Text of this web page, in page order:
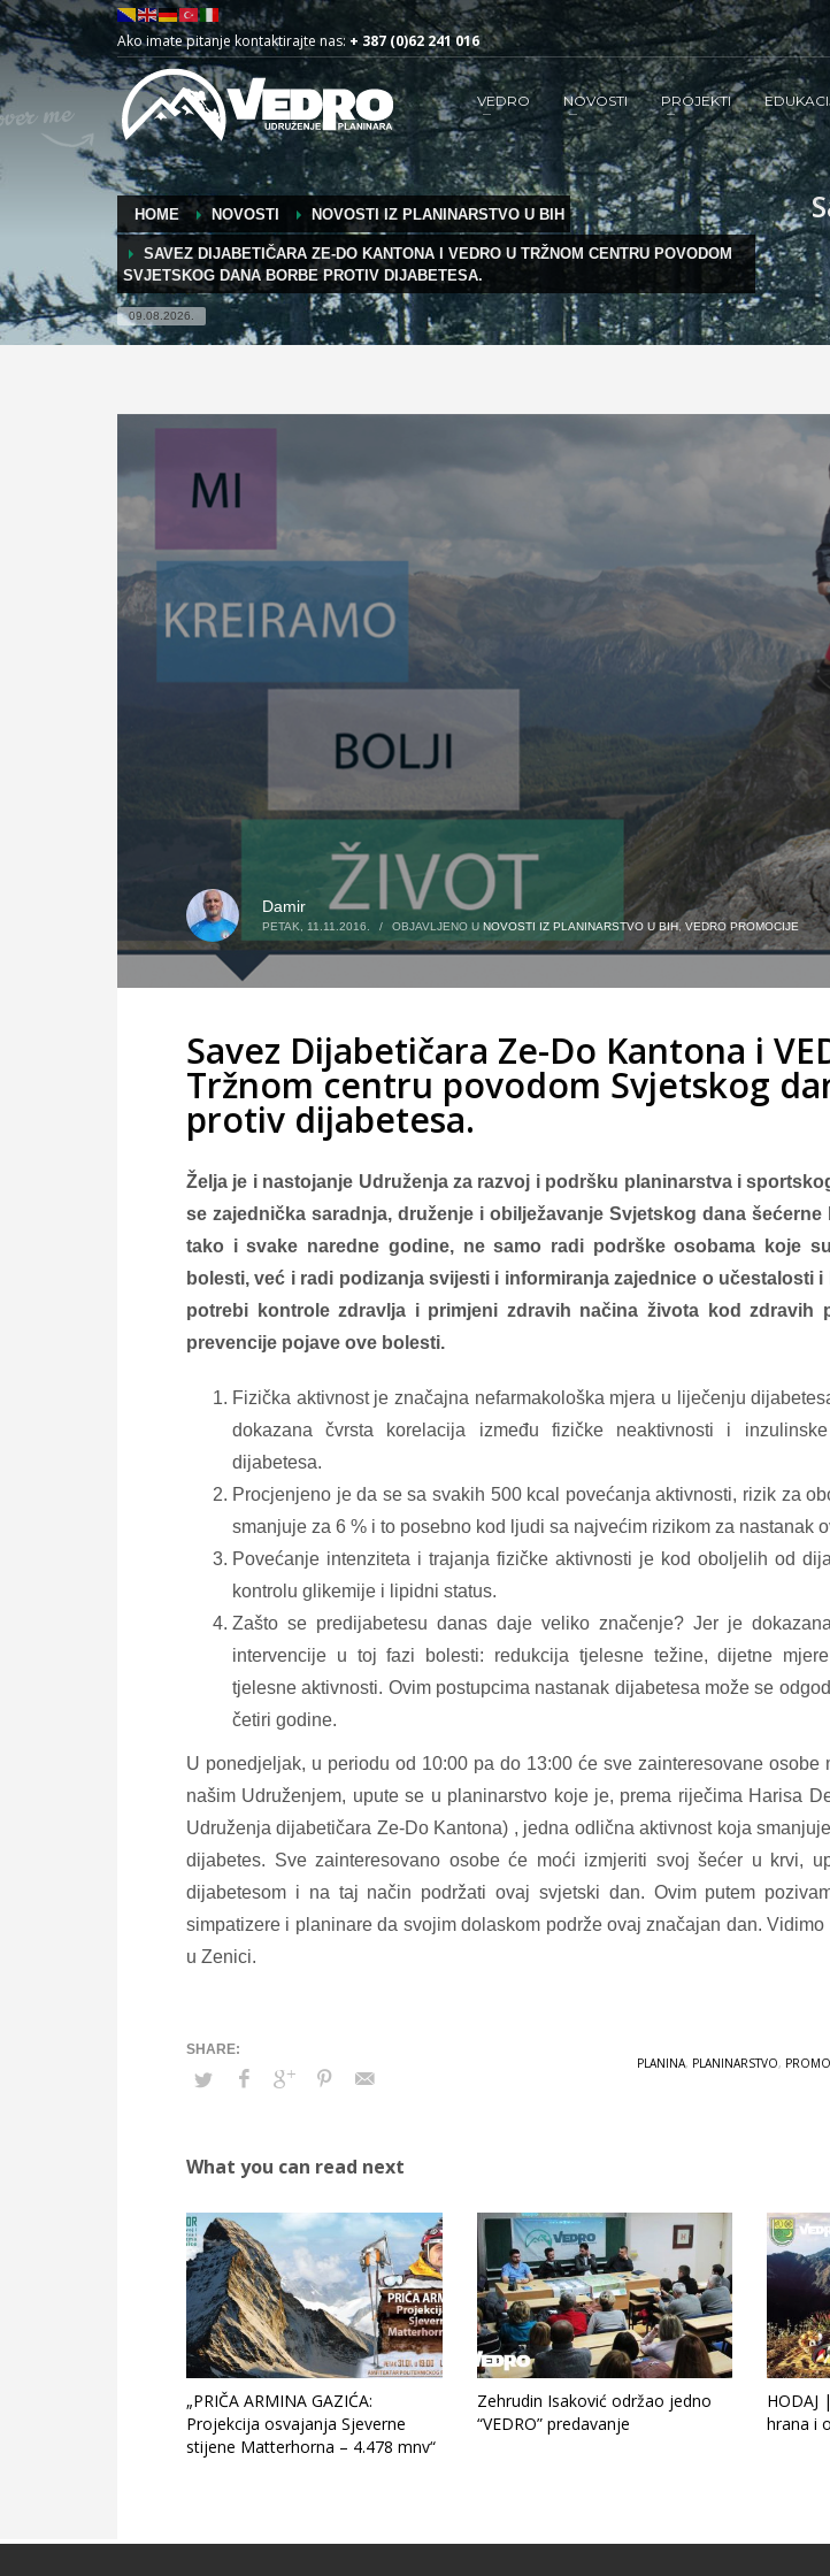
Ako imate pitanje kontaktirajte nas: + 387 (0)62 241 016
VEDRO NOVOSTI PROJEKTI
HOME NOVOSTI NOVOSTI IZ PLANINARSTVO U BIH
SAVEZ DIJABETIČARA ZE-DO KANTONA I VEDRO U TRŽNOM CENTRU POVODOM
SVJETSKOG DANA BORBE PROTIV DIJABETESA.
09.08.2026.
Damir
PETAK, 11.11.2016. / OBJAVLJENO U NOVOSTI IZ PLANINARSTVO U BIH VEDRO PROMOCIJE
Savez Dijabetičara Ze-Do Kantona i
Tržnom centru povodom Svjetskog
protiv dijabetesa.
Želja je i nastojanje Udruženja za razvoj i podršku planinarstva i
se zajednička saradnja, druženje i obilježavanje Svjetskog dana
tako i svake naredne godine, ne samo radi podrške osobama koje
bolesti, već i radi podizanja svijesti i informiranja zajednice o učestalosti
potrebi kontrole zdravlja i primjeni zdravih načina života kod zdravih
prevencije pojave ove bolesti.
Fizička aktivnost je značajna nefarmakološka mjera u liječenju
dokazana čvrsta korelacija između fizičke neaktivnosti i
dijabetesa.
Procjenjeno je da se sa svakih 500 kcal povećanja aktivnosti, rizik za
smanjuje za 6 % i to posebno kod ljudi sa najvećim rizikom za nastanak
Povećanje intenziteta i trajanja fizičke aktivnosti je kod oboljelih od
kontrolu glikemije i lipidni status.
Zašto se predijabetesu danas daje veliko značenje? Jer je
intervencije u toj fazi bolesti: redukcija tjelesne težine, dijetne
tjelesne aktivnosti. Ovim postupcima nastanak dijabetesa može se
četiri godine.
U ponedjeljak, u periodu od 10:00 pa do 13:00 će sve zainteresovane osobe
našim Udruženjem, upute se u planinarstvo koje je, prema riječima Harisa
Udruženja dijabetičara Ze-Do Kantona) , jedna odlična aktivnost koja
dijabetes. Sve zainteresovano osobe će moći izmjeriti svoj šećer u krvi,
dijabetesom i na taj način podržati ovaj svjetski dan. Ovim putem
simpatizere i planinare da svojim dolaskom podrže ovaj značajan dan.
u Zenici.
PLANINA, PLANINARSTVO,
What you can read next
„PRIČA ARMINA GAZIĆA:
Projekcija osvajanja Sjeverne
stijene Matterhorna – 4.478 mnv“
Zehrudin Isaković održao jedno
“VEDRO” predavanje
HODAJ
hrana i